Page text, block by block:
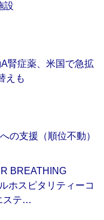
設
腎症薬、米国で急拡
えも
の支援（順位不動）
BREATHING
ホスピタリティーコ
ステ…